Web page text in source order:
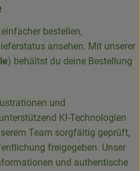
bestellen,
ansehen. Mit unserer
) behältst du deine Bestellung
und
KI-Technologien
Team sorgfältig geprüft,
freigegeben. Unser
und authentische